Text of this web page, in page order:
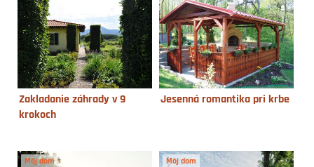
Zakladanie záhrady v 9
krokoch
Jesenná romantika pri krbe
Môj dom Môj dom